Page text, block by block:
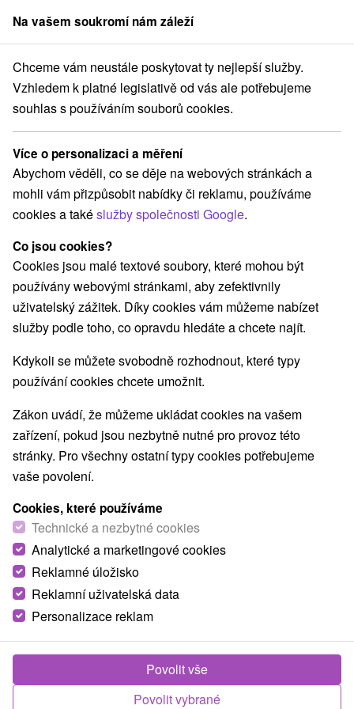
člen skupinySorger
Pobyty na Slovensku Pobyty pro seniory
Pobyty pro seniory
Kategorie
Všechny kategorie
Pobyty v akci(148)
Wellness pobyty(217) Víkendové pobyty
Romantické pobyty
Rodinné pobyty(149)
Vyberte lokalitu nebo termín
Nejhledanější oblasti
v lázních(45) v Tatrách (33) Zobrazit vše
VŠECHNY TOP - NEJPRODÁVANĚJŠÍ NEJLEVNĚJŠÍ
od1 952,89Kč
Na vašem soukromí nám záleží
Chceme vám neustále poskytovat ty nejlepší služby.
Vzhledem k platné legislativě od vás ale potřebujeme
souhlas s používáním souborů cookies.
Více o personalizaci a měření
Abychom věděli, co se děje na webových stránkách a
mohli vám přizpůsobit nabídky či reklamu, používáme
cookies a takéslužby společnosti Google.
Co jsou cookies?
Cookies jsou malé textové soubory, které mohou být
používány webovými stránkami, aby zefektivnily
uživatelský zážitek. Díky cookies vám můžeme nabízet
služby podle toho, co opravdu hledáte a chcete najít.
Kdykoli se můžete svobodně rozhodnout, které typy
používání cookies chcete umožnit.
Zákon uvádí, že můžeme ukládat cookies na vašem
zařízení, pokud jsou nezbytně nutné pro provoz této
stránky. Pro všechny ostatní typy cookies potřebujeme
vaše povolení.
Cookies, které používáme
Technické a nezbytné cookies
Analytické a marketingové cookies
Reklamné úložisko
Reklamní uživatelská data
Personalizace reklam
Povolit vybrané
Povolit vše